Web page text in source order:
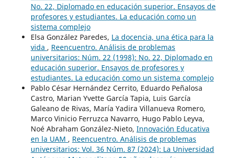
No. 22, Diplomado en educación superior. Ensayos de
profesores y estudiantes. La educación como un
sistema complejo
Elsa González Paredes, La docencia, una ética para la
vida , Reencuentro. Análisis de problemas
universitarios: Núm. 22 (1998): No. 22, Diplomado en
educación superior. Ensayos de profesores y
estudiantes. La educación como un sistema complejo
Pablo César Hernández Cerrito, Eduardo Peñalosa
Castro, Marian Yvette García Tapia, Luis García
Galeano de Rivas, María Yadira Villanueva Romero,
Marco Vinicio Ferruzca Navarro, Hugo Pablo Leyva,
Noé Abraham González-Nieto, Innovación Educativa
en la UAM , Reencuentro. Análisis de problemas
universitarios: Vol. 36 Núm. 87 (2024): La Universidad